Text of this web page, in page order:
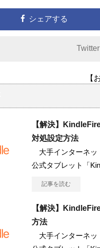
シェアする
【
【解決】
対処設定方法
大手インターネッ
公式タブレット「
記事を読む
【解決】
方法
大手インターネッ